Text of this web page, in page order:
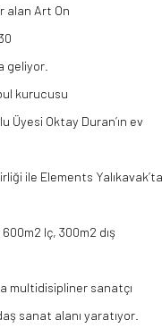
alan Art On
geliyor.
kurucusu
Üyesi Oktay Duran’ın ev
ile Elements Yalıkavak’ta
600m2 Iç, 300m2 dış
multidisipliner sanatçı
sanat alanı yaratıyor.